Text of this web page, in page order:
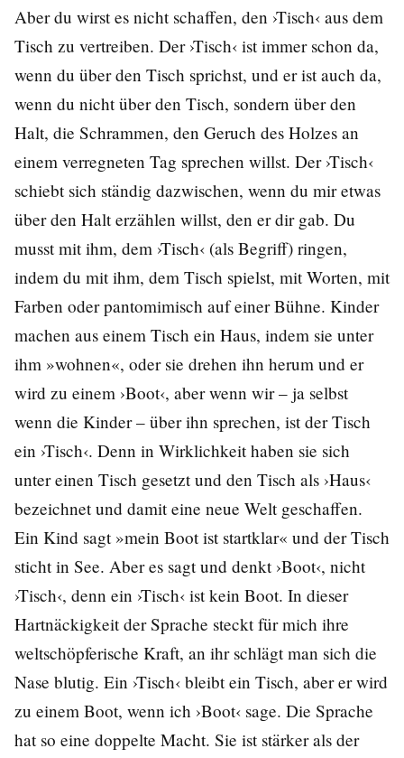
Aber du wirst es nicht schaffen, den ›Tisch‹ aus dem
Tisch zu vertreiben. Der ›Tisch‹ ist immer schon da,
wenn du über den Tisch sprichst, und er ist auch da,
wenn du nicht über den Tisch, sondern über den
Halt, die Schrammen, den Geruch des Holzes an
einem verregneten Tag sprechen willst. Der ›Tisch‹
schiebt sich ständig dazwischen, wenn du mir etwas
über den Halt erzählen willst, den er dir gab. Du
musst mit ihm, dem ›Tisch‹ (als Begriff) ringen,
indem du mit ihm, dem Tisch spielst, mit Worten, mit
Farben oder pantomimisch auf einer Bühne. Kinder
machen aus einem Tisch ein Haus, indem sie unter
ihm »wohnen«, oder sie drehen ihn herum und er
wird zu einem ›Boot‹, aber wenn wir – ja selbst
wenn die Kinder – über ihn sprechen, ist der Tisch
ein ›Tisch‹. Denn in Wirklichkeit haben sie sich
unter einen Tisch gesetzt und den Tisch als ›Haus‹
bezeichnet und damit eine neue Welt geschaffen.
Ein Kind sagt »mein Boot ist startklar« und der Tisch
sticht in See. Aber es sagt und denkt ›Boot‹, nicht
›Tisch‹, denn ein ›Tisch‹ ist kein Boot. In dieser
Hartnäckigkeit der Sprache steckt für mich ihre
weltschöpferische Kraft, an ihr schlägt man sich die
Nase blutig. Ein ›Tisch‹ bleibt ein Tisch, aber er wird
zu einem Boot, wenn ich ›Boot‹ sage. Die Sprache
hat so eine doppelte Macht. Sie ist stärker als der